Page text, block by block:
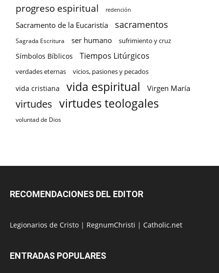
progreso espiritual redención
Sacramento de la Eucaristía sacramentos
Sagrada Escritura ser humano sufrimiento y cruz
Símbolos Bíblicos Tiempos Litúrgicos
verdades eternas vicios, pasiones y pecados
vida cristiana vida espiritual Virgen María
virtudes virtudes teologales
voluntad de Dios
RECOMENDACIONES DEL EDITOR
Legionarios de Cristo | RegnumChristi | Catholic.net
ENTRADAS POPULARES